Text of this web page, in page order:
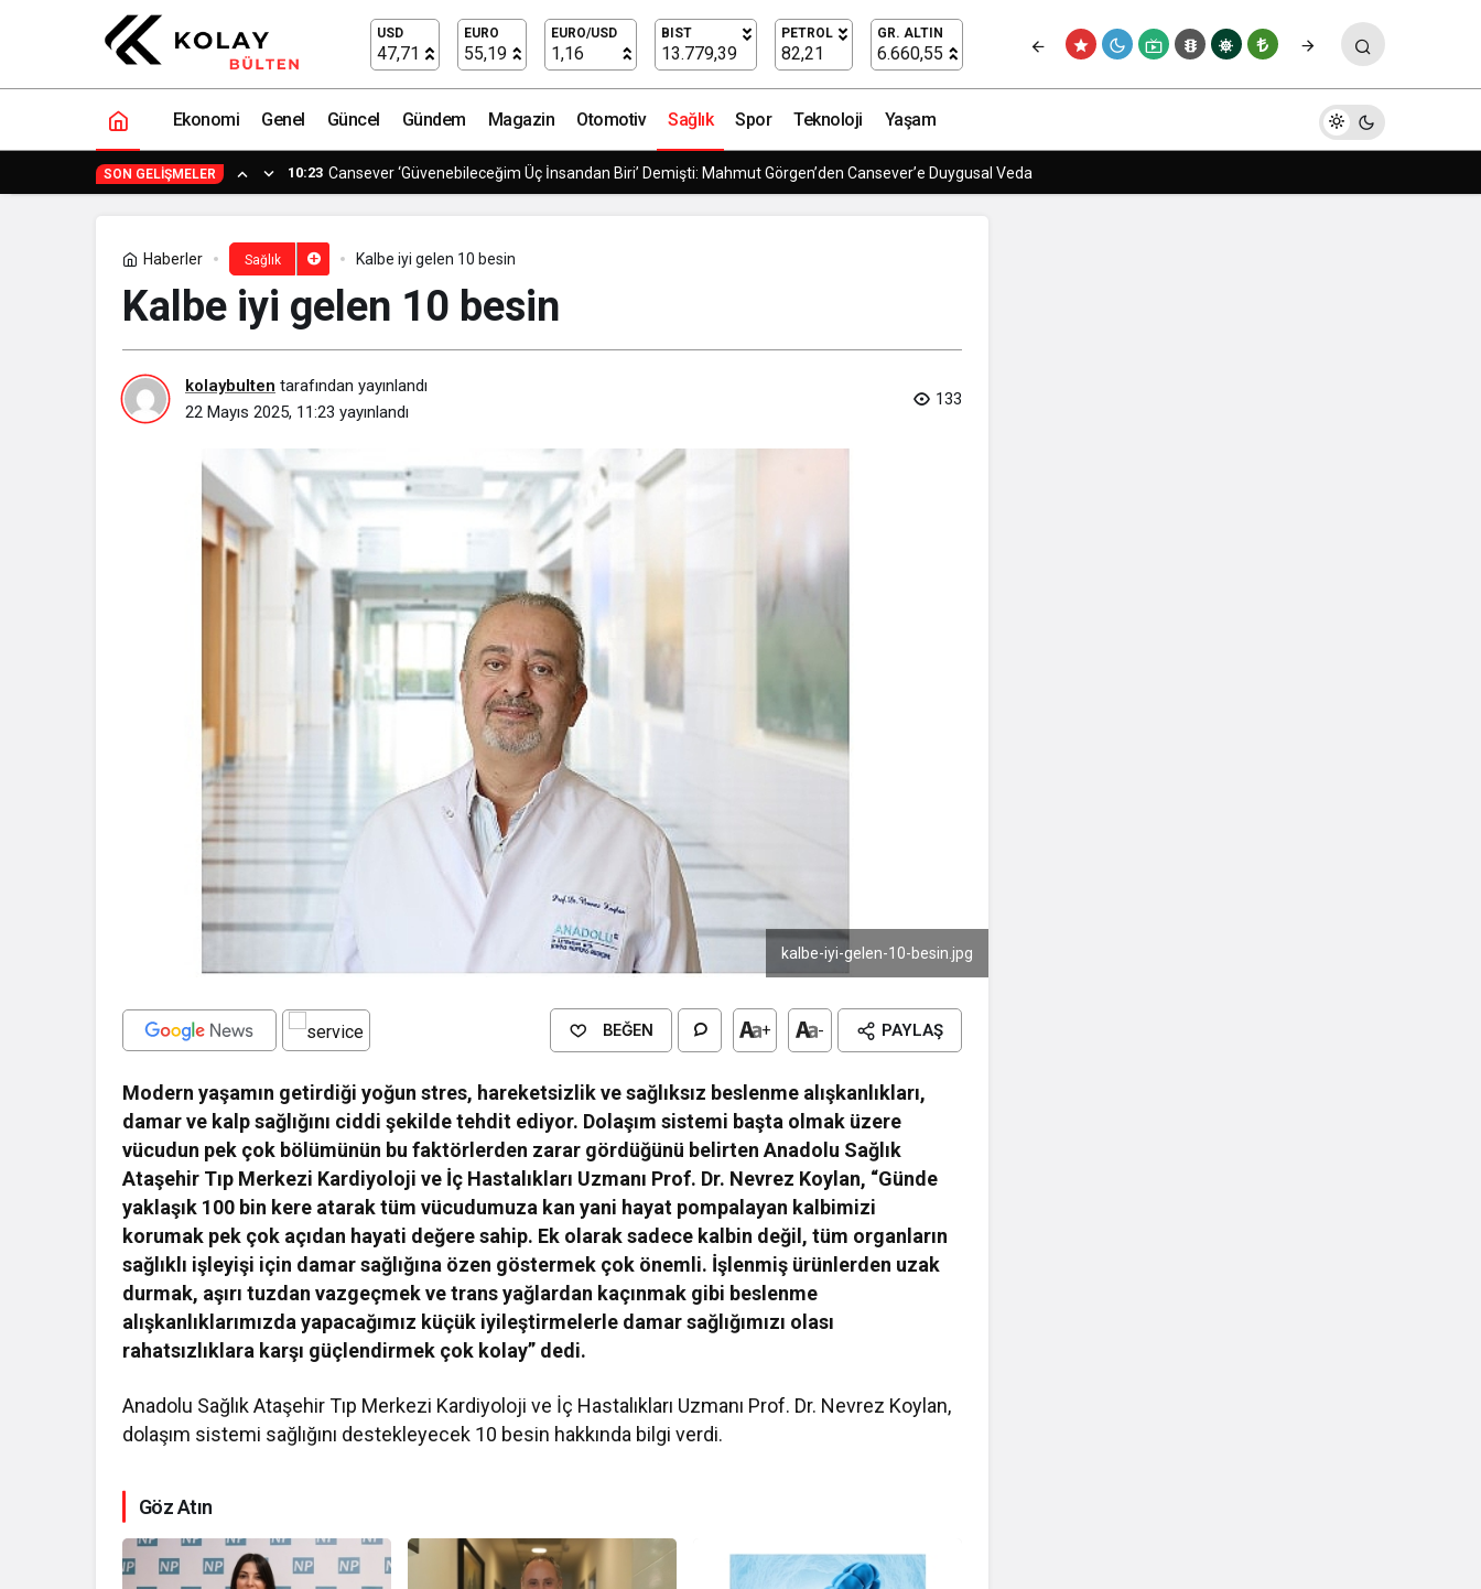
USD
47,71
EURO
55,19
EURO/USD
1,16
BIST
13.779,39
PETROL
82,21
GR. ALTIN
6.660,55
Ekonomi Genel Güncel Gündem Magazin Otomotiv Sağlık Spor Teknoloji Yaşam
SON GELIŞMELER
Cansever ‘Güvenebileceğim Üç İnsandan Biri’ Demişti: Mahmut Görgen’den Cansever’e Duygusal Veda
Haberler Sağlık Kalbe iyi gelen 10 besin
Kalbe iyi gelen 10 besin
kolaybulten tarafından yayınlandı
22 Mayıs 2025, 11:23 yayınlandı
133
kalbe-iyi-gelen-10-besin.jpg
BEĞEN + - PAYLAŞ
Modern yaşamın getirdiği yoğun stres, hareketsizlik ve sağlıksız beslenme alışkanlıkları,
damar ve kalp sağlığını ciddi şekilde tehdit ediyor. Dolaşım sistemi başta olmak üzere
vücudun pek çok bölümünün bu faktörlerden zarar gördüğünü belirten Anadolu Sağlık
Ataşehir Tıp Merkezi Kardiyoloji ve İç Hastalıkları Uzmanı Prof. Dr. Nevrez Koylan, “Günde
yaklaşık 100 bin kere atarak tüm vücudumuza kan yani hayat pompalayan kalbimizi
korumak pek çok açıdan hayati değere sahip. Ek olarak sadece kalbin değil, tüm organların
sağlıklı işleyişi için damar sağlığına özen göstermek çok önemli. İşlenmiş ürünlerden uzak
durmak, aşırı tuzdan vazgeçmek ve trans yağlardan kaçınmak gibi beslenme
alışkanlıklarımızda yapacağımız küçük iyileştirmelerle damar sağlığımızı olası
rahatsızlıklara karşı güçlendirmek çok kolay” dedi.
Anadolu Sağlık Ataşehir Tıp Merkezi Kardiyoloji ve İç Hastalıkları Uzmanı Prof. Dr. Nevrez Koylan,
dolaşım sistemi sağlığını destekleyecek 10 besin hakkında bilgi verdi.
Göz Atın
EÜ’de “Dünya Hemşireler Günü” kutlandı Yorum Yap Paylaş